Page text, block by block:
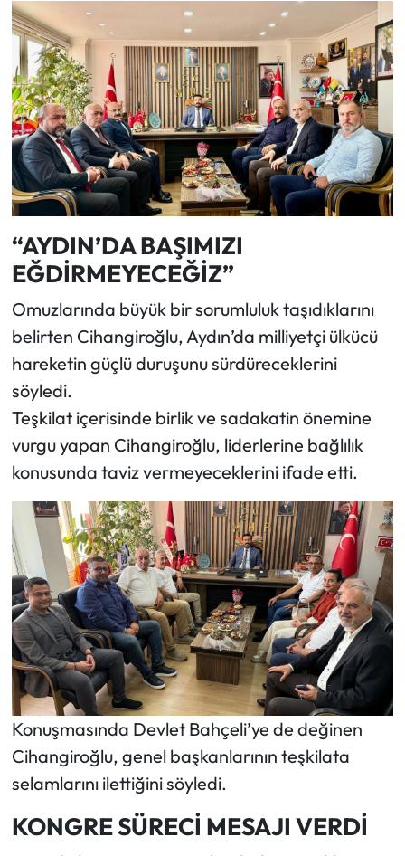
“AYDIN’DA BAŞIMIZI
EĞDİRMEYECEĞİZ”
Omuzlarında büyük bir sorumluluk taşıdıklarını
belirten Cihangiroğlu, Aydın’da milliyetçi ülkücü
hareketin güçlü duruşunu sürdüreceklerini
söyledi.
Teşkilat içerisinde birlik ve sadakatin önemine
vurgu yapan Cihangiroğlu, liderlerine bağlılık
konusunda taviz vermeyeceklerini ifade etti.
Konuşmasında Devlet Bahçeli’ye de değinen
Cihangiroğlu, genel başkanlarının teşkilata
selamlarını ilettiğini söyledi.
KONGRE SÜRECİ MESAJI VERDİ